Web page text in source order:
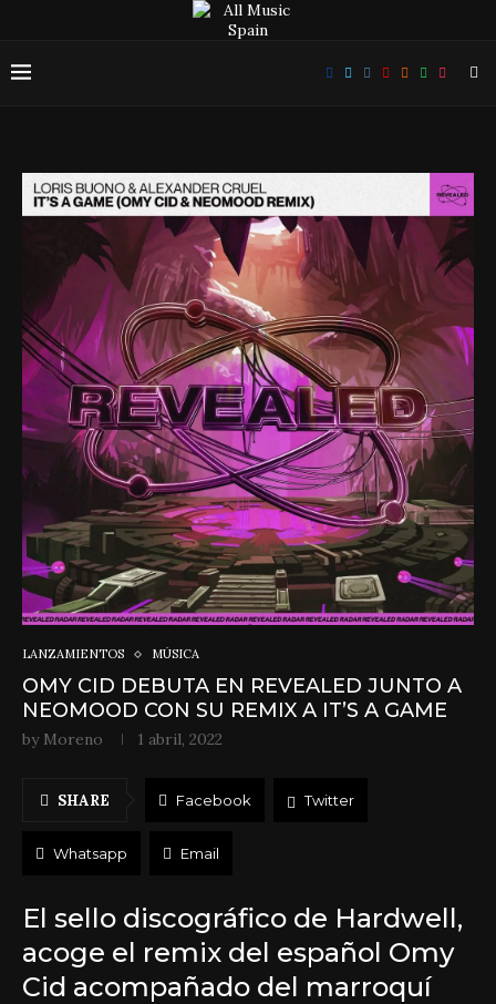
LANZAMIENTOS MÚSICA
OMY CID DEBUTA EN REVEALED JUNTO A
NEOMOOD CON SU REMIX A IT’S A GAME
by Moreno 1 abril, 2022
SHARE Facebook Twitter
Whatsapp Email
El sello discográfico de Hardwell,
acoge el remix del español Omy
Cid acompañado del marroquí